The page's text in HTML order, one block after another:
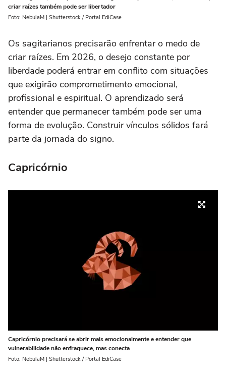
criar raízes também pode ser libertador
Foto: NebulaM | Shutterstock / Portal EdiCase
Os sagitarianos precisarão enfrentar o medo de
criar raízes. Em 2026, o desejo constante por
liberdade poderá entrar em conflito com situações
que exigirão comprometimento emocional,
profissional e espiritual. O aprendizado será
entender que permanecer também pode ser uma
forma de evolução. Construir vínculos sólidos fará
parte da jornada do signo.
Capricórnio
Capricórnio precisará se abrir mais emocionalmente e entender que
vulnerabilidade não enfraquece, mas conecta
Foto: NebulaM | Shutterstock / Portal EdiCase